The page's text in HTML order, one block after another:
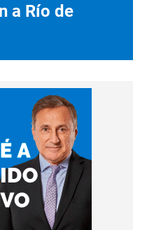
a Río de